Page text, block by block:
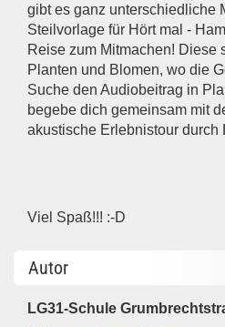
gibt es ganz unterschiedliche
Steilvorlage für Hört mal -
Reise zum Mitmachen! Diese
Planten und Blomen, wo die
Suche den Audiobeitrag in
begebe dich gemeinsam mit
akustische Erlebnistour durch
Viel Spaß!!! :-D
Autor
LG31-Schule